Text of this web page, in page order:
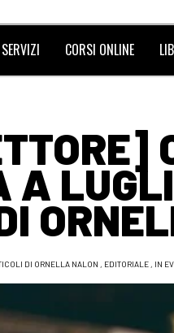
SERVIZI CORSI ONLINE
A
DI ORNELLA NALON , EDITORIALE, IN